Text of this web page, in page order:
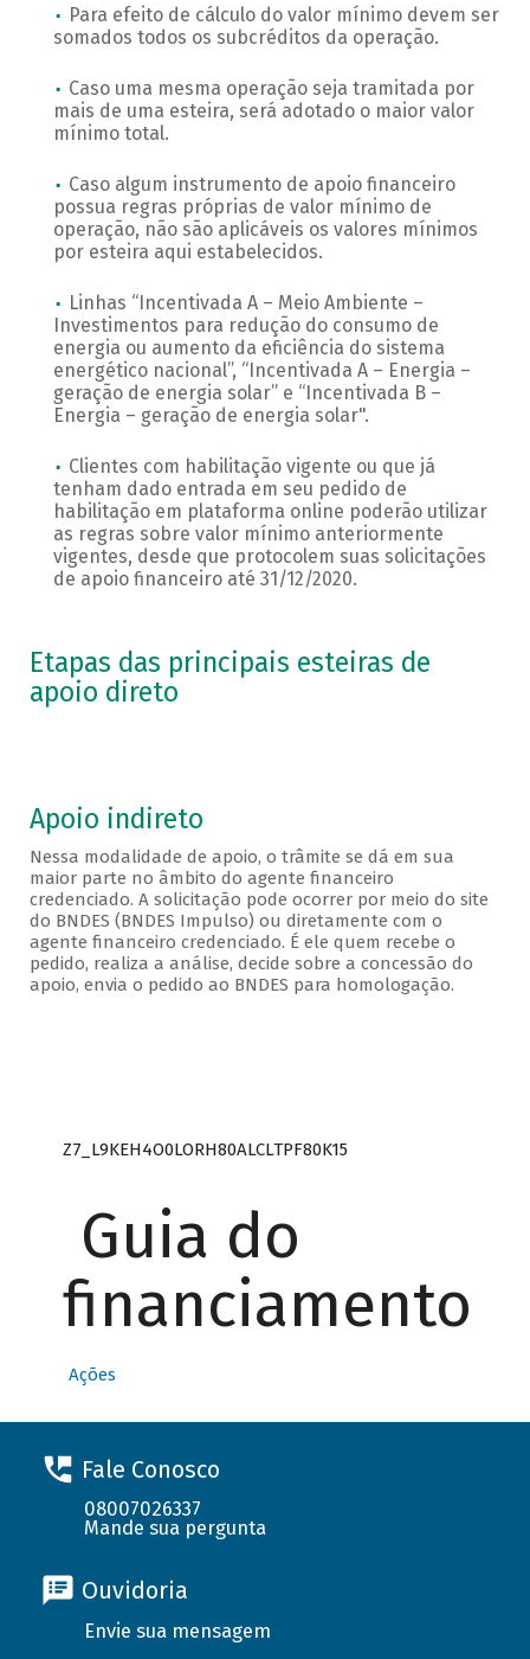
Para efeito de cálculo do valor mínimo devem ser
somados todos os subcréditos da operação.
Caso uma mesma operação seja tramitada por
mais de uma esteira, será adotado o maior valor
mínimo total.
Caso algum instrumento de apoio financeiro
possua regras próprias de valor mínimo de
operação, não são aplicáveis os valores mínimos
por esteira aqui estabelecidos.
Linhas “Incentivada A – Meio Ambiente –
Investimentos para redução do consumo de
energia ou aumento da eficiência do sistema
energético nacional”, “Incentivada A – Energia –
geração de energia solar” e “Incentivada B –
Energia – geração de energia solar".
Clientes com habilitação vigente ou que já
tenham dado entrada em seu pedido de
habilitação em plataforma online poderão utilizar
as regras sobre valor mínimo anteriormente
vigentes, desde que protocolem suas solicitações
de apoio financeiro até 31/12/2020.
Etapas das principais esteiras de
apoio direto
Apoio indireto
Nessa modalidade de apoio, o trâmite se dá em sua
maior parte no âmbito do agente financeiro
credenciado. A solicitação pode ocorrer por meio do site
do BNDES (BNDES Impulso) ou diretamente com o
agente financeiro credenciado. É ele quem recebe o
pedido, realiza a análise, decide sobre a concessão do
apoio, envia o pedido ao BNDES para homologação.
Z7_L9KEH4O0LORH80ALCLTPF80K15
Guia do
financiamento
Ações
Fale Conosco
08007026337
Mande sua pergunta
Ouvidoria
Envie sua mensagem